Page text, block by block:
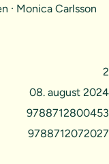
2
08. august 2024
9788712800453
9788712072027
· Monica Carlsson